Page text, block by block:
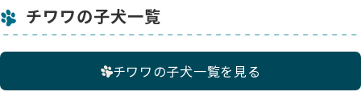
チワワの子犬一覧
チワワの子犬一覧を見る